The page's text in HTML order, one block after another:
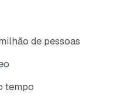
de pessoas
tempo